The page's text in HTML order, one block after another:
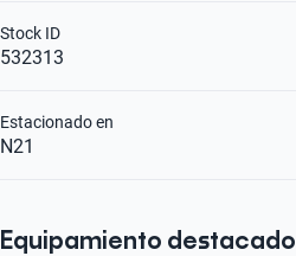
532313
Stock ID
N21
Estacionado en
Equipamiento destacado